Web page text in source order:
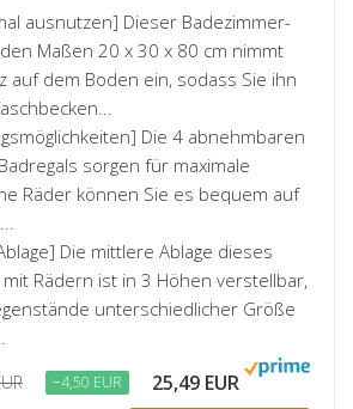
ausnutzen] Dieser Badezimmer-
Maßen 20 x 30 x 80 cm nimmt
auf dem Boden ein, sodass Sie ihn
Die 4 abnehmbaren
sorgen für maximale
Räder können Sie es bequem auf
Die mittlere Ablage dieses
Rädern ist in 3 Höhen verstellbar,
unterschiedlicher Größe
−4,50 EUR 25,49 EUR